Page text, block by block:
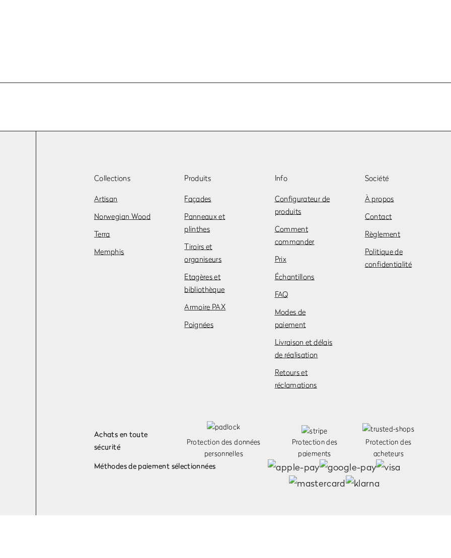
Collections
Artisan
Norwegian Wood
Terra
Memphis
Produits
Façades
Panneaux et
plinthes
Tiroirs et
organiseurs
Etagères et
bibliothèque
Armoire PAX
Poignées
Info
Configurateur de
produits
Comment
commander
Prix
Échantillons
FAQ
Modes de
paiement
Livraison et délais
de réalisation
Retours et
réclamations
Société
À propos
Contact
Règlement
Politique de
confidentialité
Achats en toute
sécurité
Protection des données
personnelles
Protection des
paiements
Protection des
acheteurs
Méthodes de paiement sélectionnées